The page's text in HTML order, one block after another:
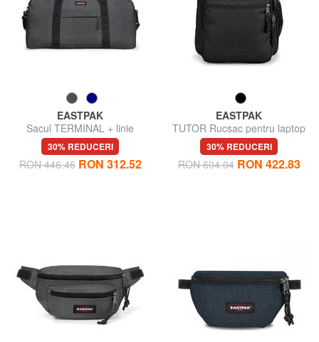
EASTPAK
Sacul TERMINAL + linie
30% REDUCERI
RON 446.46 RON 312.52
EASTPAK
TUTOR Rucsac pentru laptop
15 "
30% REDUCERI
RON 604.04 RON 422.83